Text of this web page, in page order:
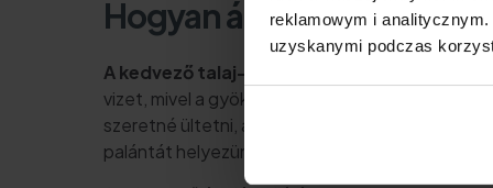
reklamowym i
uzyskanymi podczas
Hogyan ápoljuk a
A kedvező talaj- és termőhelyi viszonyok
vizet, mivel a gyökereik rothadásnak indulnak.
szeretné ültetni, az alján egy réteg
palántát helyezünk el, legalább 12 cm átmérőjű